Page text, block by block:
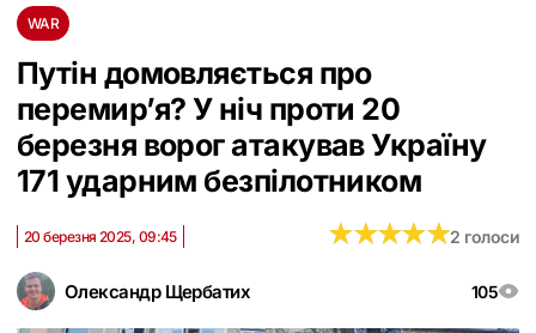
WAR
Путін домовляється про
перемир’я? У ніч проти 20
березня ворог атакував Україну
171 ударним безпілотником
Олександр Щербатих 105
20 березня 2025, 09:45 ★★★★★
★★★★★2 голоси